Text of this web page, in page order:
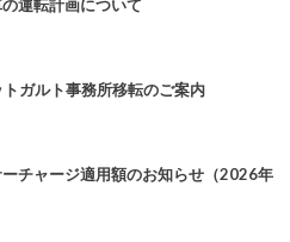
運転計画について
ガルト事務所移転のご案内
チャージ適用額のお知らせ（2026年